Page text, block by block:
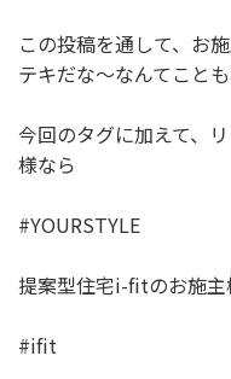
この投稿を通して、お
テキだな～なんてことも
今回のタグに加えて、
様なら
#YOURSTYLE
提案型住宅i-fitのお施
#ifit